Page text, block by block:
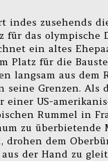
indes zusehends
für das olympische
ein altes
Platz für die
langsam aus dem
seine Grenzen. Als
einer US-
Rummel in
zu überbietende
drohen dem
der Hand zu